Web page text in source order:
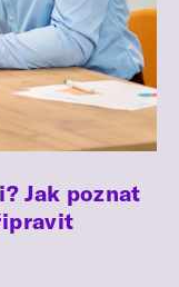
Jak poznat